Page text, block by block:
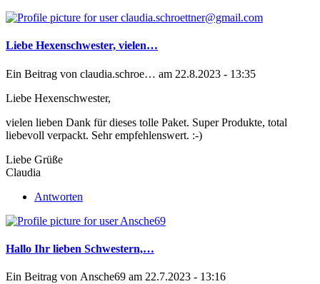
Liebe Hexenschwester, vielen…
Ein Beitrag von claudia.schroe… am 22.8.2023 - 13:35
Liebe Hexenschwester,
vielen lieben Dank für dieses tolle Paket. Super Produkte, total
liebevoll verpackt. Sehr empfehlenswert. :-)
Liebe Grüße
Claudia
Antworten
Hallo Ihr lieben Schwestern,…
Ein Beitrag von Ansche69 am 22.7.2023 - 13:16